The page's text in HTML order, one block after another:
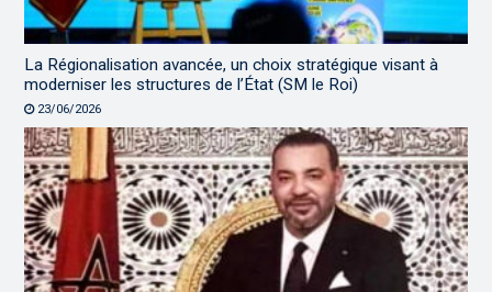
La Régionalisation avancée, un choix stratégique visant à
moderniser les structures de l’État (SM le Roi)
23/06/2026